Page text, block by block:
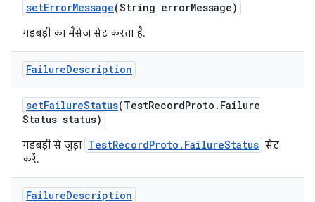
setErrorMessage(String errorMessage)
गड़बड़ी का मैसेज सेट करता है.
FailureDescription
setFailureStatus(TestRecordProto . Failure
Status status)
गड़बड़ी से जुड़ा TestRecordProto.FailureStatus सेट
करें.
FailureDescription